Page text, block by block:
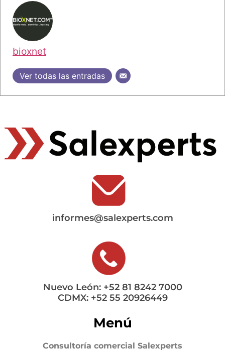
bioxnet
Ver todas las entradas
informes@salexperts.com
Nuevo León: +52 81 8242 7000
CDMX: +52 55 20926449
Menú
Consultoría comercial Salexperts